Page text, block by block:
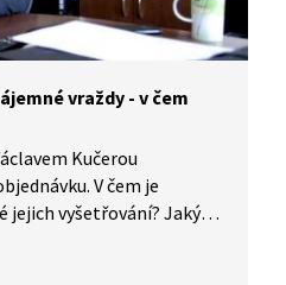
vraždy - v čem
Kučerou
V čem je
jejich vyšetřování? Jaký